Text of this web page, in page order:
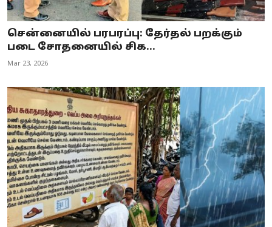
சென்னையில் பரபரப்பு: தேர்தல் பறக்கும்
படை சோதனையில் சிக...
Mar 23, 2026